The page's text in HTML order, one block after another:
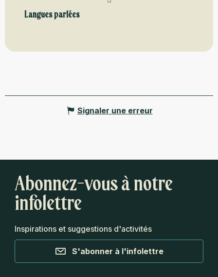
Langues parlées
Langues parlées
Signaler une erreur
Abonnez-vous à notre
infolettre
Inspirations et suggestions d'activités
S'abonner à l'infolettre